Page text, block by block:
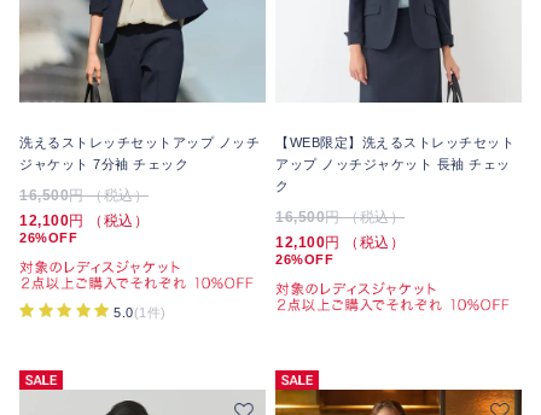
洗えるストレッチセットアップ ノッチ
ジャケット 7分袖 チェック
16,500円 （税込）
12,100円 （税込）
26%OFF
5.0(1件)
【WEB限定】洗えるストレッチセット
アップ ノッチジャケット 長袖 チェッ
ク
16,500円 （税込）
12,100円 （税込）
26%OFF